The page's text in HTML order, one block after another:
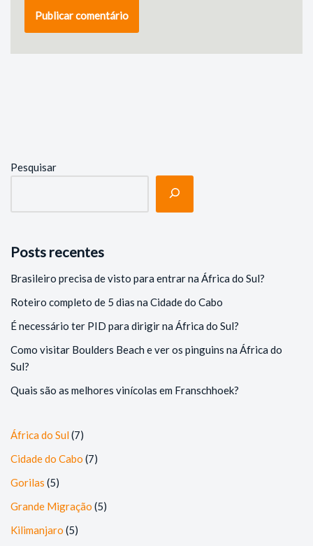
Pesquisar
Posts recentes
Brasileiro precisa de visto para entrar na África do Sul?
Roteiro completo de 5 dias na Cidade do Cabo
É necessário ter PID para dirigir na África do Sul?
Como visitar Boulders Beach e ver os pinguins na África do
Sul?
Quais são as melhores vinícolas em Franschhoek?
África do Sul(7)
Cidade do Cabo (7)
Gorilas (5)
Grande Migração (5)
Kilimanjaro (5)